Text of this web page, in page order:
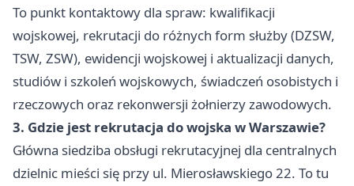
To punkt kontaktowy dla spraw: kwalifikacji
wojskowej, rekrutacji do różnych form służby (DZSW,
TSW, ZSW), ewidencji wojskowej i aktualizacji danych,
studiów i szkoleń wojskowych, świadczeń osobistych i
rzeczowych oraz rekonwersji żołnierzy zawodowych.
3. Gdzie jest rekrutacja do wojska w Warszawie?
Główna siedziba obsługi rekrutacyjnej dla centralnych
dzielnic mieści się przy ul. Mierosławskiego 22. To tu